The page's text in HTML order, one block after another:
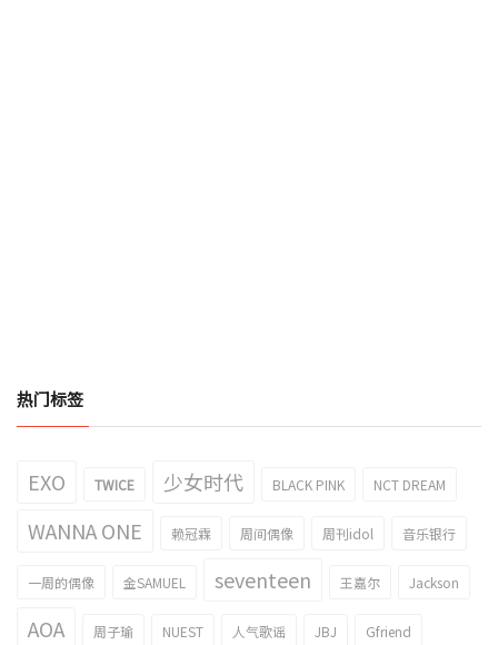
热门标签
EXO TWICE 少女时代 BLACK PINK NCT DREAM
WANNA ONE 赖冠霖 周间偶像 周刊idol 音乐银行
一周的偶像 金SAMUEL seventeen 王嘉尔 Jackson
AOA 周子瑜 NUEST 人气歌谣 JBJ Gfriend